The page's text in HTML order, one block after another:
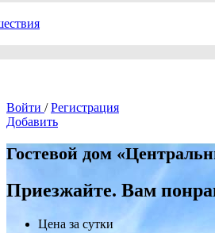
Войти / Регистрация
Добавить
Гостевой дом
Приезжайте. Вам
Цена за сутки